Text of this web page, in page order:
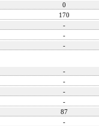
0
170
-
-
-
-
-
-
-
87
-